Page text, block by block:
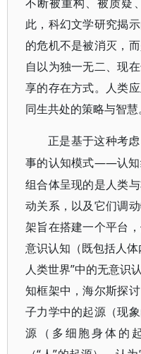
此，科幻文学研究揭
的危机不是被消灭，
自以为独一无二、现
享的存在方式。人类
同生共处的策略与智慧。
正是基于这种考
事的认知模式——认知
组合体呈现的是人类
动关系，以及它们调
架旨在搭建一个平台
意识认知（既包括人
人类世界”中的无意识
知框架中，海尔斯探
子力学中的起源（现
源（多细胞身体的